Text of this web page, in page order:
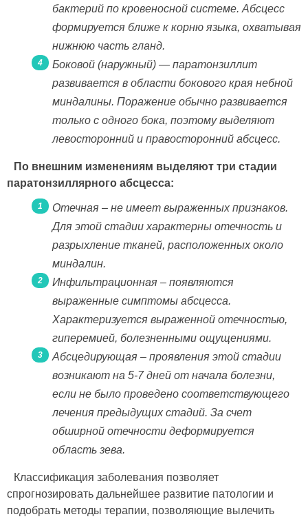
бактерий по кровеносной системе. Абсцесс
формируется ближе к корню языка, охватывая
нижнюю часть гланд.
Боковой (наружный) — паратонзиллит
развивается в области бокового края небной
миндалины. Поражение обычно развивается
только с одного бока, поэтому выделяют
левосторонний и правосторонний абсцесс.
По внешним изменениям выделяют три стадии
паратонзиллярного абсцесса:
Отечная – не имеет выраженных признаков.
Для этой стадии характерны отечность и
разрыхление тканей, расположенных около
миндалин.
Инфильтрационная – появляются
выраженные симптомы абсцесса.
Характеризуется выраженной отечностью,
гиперемией, болезненными ощущениями.
Абсцедирующая – проявления этой стадии
возникают на 5-7 дней от начала болезни,
если не было проведено соответствующего
лечения предыдущих стадий. За счет
обширной отечности деформируется
область зева.
Классификация заболевания позволяет
спрогнозировать дальнейшее развитие патологии и
подобрать методы терапии, позволяющие вылечить